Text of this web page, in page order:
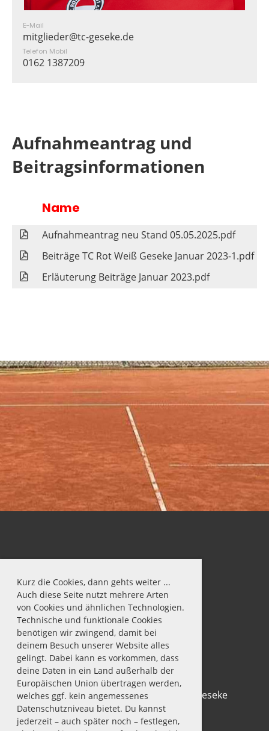
Kurz die Cookies, dann gehts weiter ...
Auch diese Seite nutzt mehrere Arten
von Cookies und ähnlichen Technologien.
Technische und funktionale Cookies
benötigen wir zwingend, damit bei
deinem Besuch unserer Website alles
gelingt. Dabei kann es vorkommen, dass
deine Daten in ein Land außerhalb der
Europäischen Union übertragen werden,
welches ggf. kein angemessenes
Datenschutzniveau bietet. Du kannst
jederzeit – auch später noch – festlegen,
E-Mail
mitglieder@tc-geseke.de
Telefon Mobil
0162 1387209
Aufnahmeantrag und
Beitragsinformationen
Name
Aufnahmeantrag neu Stand 05.05.2025.pdf
Beiträge TC Rot Weiß Geseke Januar 2023-1.pdf
Erläuterung Beiträge Januar 2023.pdf
© Tennis-Club Rot-Weiß 1911 e.V. Geseke